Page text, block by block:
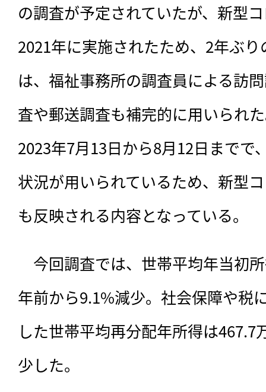
の調査が予定されていたが、新型
2021年に実施されたため、2年ぶ
は、福祉事務所の調査員による訪
査や郵送調査も補完的に用いられ
2023年7月13日から8月12日までで
状況が用いられているため、新型
も反映される内容となっている。
今回調査では、世帯平均年当初
年前から9.1%減少。社会保障や税
した世帯平均再分配年所得は467.7
少した。